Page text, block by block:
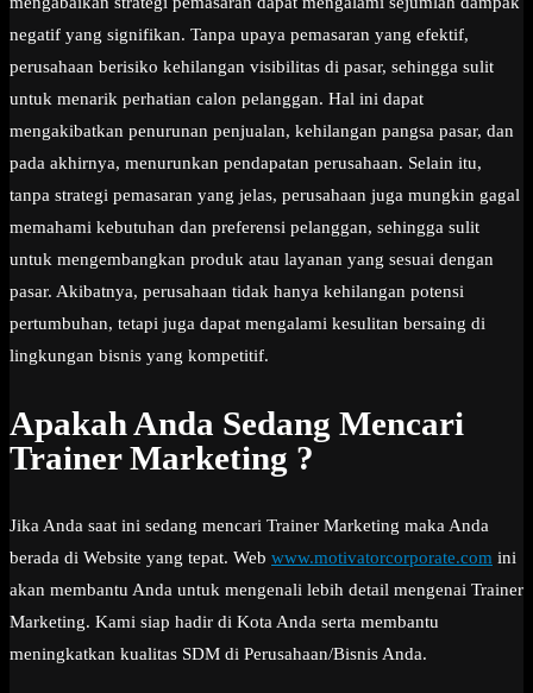
negatif yang signifikan. Tanpa upaya pemasaran yang efektif,
perusahaan berisiko kehilangan visibilitas di pasar, sehingga sulit
untuk menarik perhatian calon pelanggan. Hal ini dapat
mengakibatkan penurunan penjualan, kehilangan pangsa pasar, dan
pada akhirnya, menurunkan pendapatan perusahaan. Selain itu,
tanpa strategi pemasaran yang jelas, perusahaan juga mungkin gagal
memahami kebutuhan dan preferensi pelanggan, sehingga sulit
untuk mengembangkan produk atau layanan yang sesuai dengan
pasar. Akibatnya, perusahaan tidak hanya kehilangan potensi
pertumbuhan, tetapi juga dapat mengalami kesulitan bersaing di
lingkungan bisnis yang kompetitif.
Apakah Anda Sedang Mencari
Trainer Marketing ?
Jika Anda saat ini sedang mencari Trainer Marketing maka Anda
berada di Website yang tepat. Web www.motivatorcorporate.com ini
akan membantu Anda untuk mengenali lebih detail mengenai Trainer
Marketing. Kami siap hadir di Kota Anda serta membantu
meningkatkan kualitas SDM di Perusahaan/Bisnis Anda.